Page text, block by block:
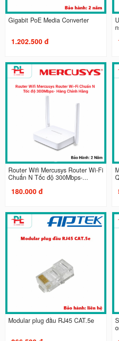
Gigabit PoE Media Converter
1.202.500 đ
Router Wifi Mercusys Router Wi-Fi
Chuẩn N Tốc độ 300Mbps-...
180.000 đ
Modular plug đầu RJ45 CAT.5e